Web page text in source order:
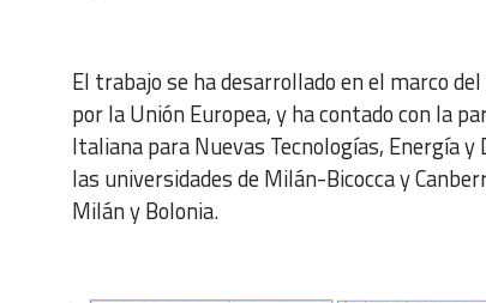
El trabajo se ha desarrollado en el marco
por la Unión Europea, y ha contado con la
Italiana para Nuevas Tecnologías, Energía
las universidades de Milán-Bicocca y
Milán y Bolonia.